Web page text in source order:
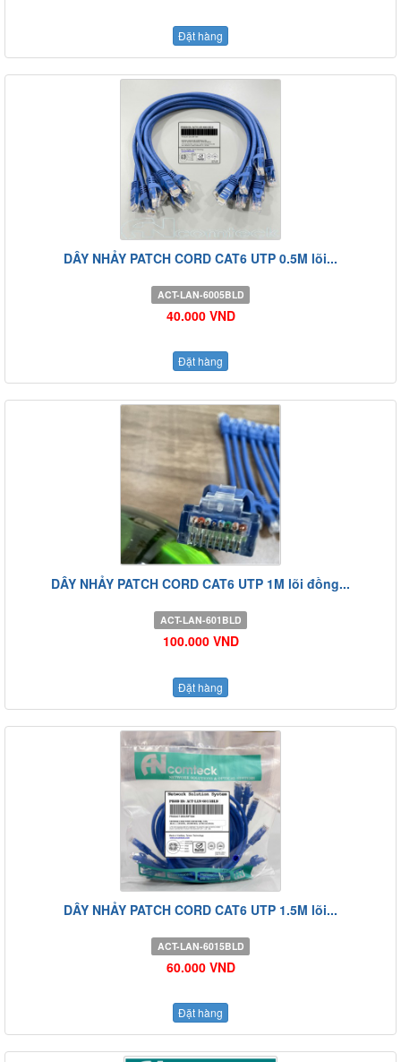
Đặt hàng
DÂY NHẢY PATCH CORD CAT6 UTP 0.5M lõi...
ACT-LAN-6005BLD
40.000 VND
Đặt hàng
DÂY NHẢY PATCH CORD CAT6 UTP 1M lõi đồng...
ACT-LAN-601BLD
100.000 VND
Đặt hàng
DÂY NHẢY PATCH CORD CAT6 UTP 1.5M lõi...
ACT-LAN-6015BLD
60.000 VND
Đặt hàng